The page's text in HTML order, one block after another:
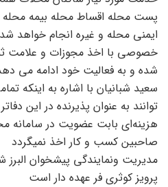
پست محله اقساط محله بیمه
ایمنی محله و غیره انجام خواهد
خصوصی با اخذ مجوزات و
شده و به فعالیت خود ادامه می
سعید شبانیان با اشاره به اینکه
توانند به عنوان پذیرنده در این
هزینه‌ای بابت عضویت در سامانه
صاحبین کسب و کار اخذ نمیگردد
پرویز کوثری فر عهده دار است